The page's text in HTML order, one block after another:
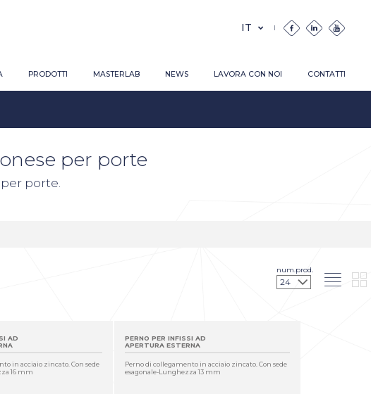
PRODOTTI MASTERLAB NEWS LAVORA CON NOI CONTATTI
per porte
porte.
num.prod.
AD
in acciaio zincato. Con sede
16 mm
PERNO PER INFISSI AD
APERTURA ESTERNA
Perno di collegamento in acciaio zincato. Con sede
esagonale-Lunghezza 13 mm